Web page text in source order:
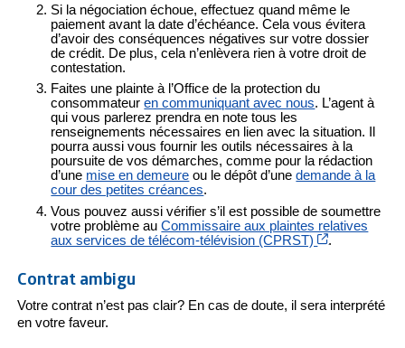
Si la négociation échoue, effectuez quand même le
paiement avant la date d’échéance. Cela vous évitera
d’avoir des conséquences négatives sur votre dossier
de crédit. De plus, cela n’enlèvera rien à votre droit de
contestation.
Faites une plainte à l’Office de la protection du
consommateuren communiquant avec nous. L’agent à
qui vous parlerez prendra en note tous les
renseignements nécessaires en lien avec la situation. Il
pourra aussi vous fournir les outils nécessaires à la
poursuite de vos démarches, comme pour la rédaction
d’une mise en demeure ou le dépôt d’unedemande à la
cour des petites créances.
Vous pouvez aussi vérifier s’il est possible de soumettre
votre problème auCommissaire aux plaintes relatives
aux services de télécom-télévision (CPRST)
Cet
.
Contrat ambigu
Votre contrat n’est pas clair? En cas de doute, il sera interprété
en votre faveur.